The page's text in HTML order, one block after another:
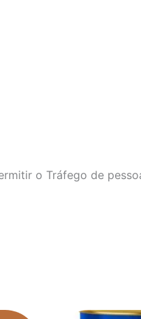
o Tráfego de